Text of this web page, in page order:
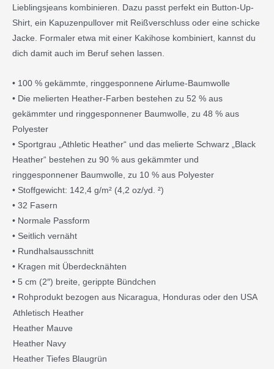
Lieblingsjeans kombinieren. Dazu passt perfekt ein Button-Up-
Shirt, ein Kapuzenpullover mit Reißverschluss oder eine schicke
Jacke. Formaler etwa mit einer Kakihose kombiniert, kannst du
dich damit auch im Beruf sehen lassen.
• 100 % gekämmte, ringgesponnene Airlume-Baumwolle
• Die melierten Heather-Farben bestehen zu 52 % aus
gekämmter und ringgesponnener Baumwolle, zu 48 % aus
Polyester
• Sportgrau „Athletic Heather“ und das melierte Schwarz „Black
Heather“ bestehen zu 90 % aus gekämmter und
ringgesponnener Baumwolle, zu 10 % aus Polyester
• Stoffgewicht: 142,4 g/m² (4,2 oz/yd. ²)
• 32 Fasern
• Normale Passform
• Seitlich vernäht
• Rundhalsausschnitt
• Kragen mit Überdecknähten
• 5 cm (2″) breite, gerippte Bündchen
• Rohprodukt bezogen aus Nicaragua, Honduras oder den USA
Athletisch Heather
Heather Mauve
Heather Navy
Heather Tiefes Blaugrün
Damen
Premium
Sweatshirt
Menge